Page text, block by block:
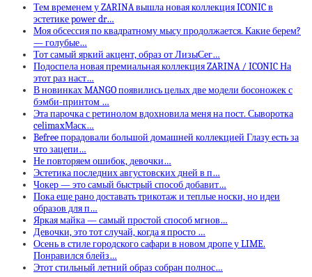
Тем временем у ZARINA вышла новая коллекция ICONIC в
эстетике power dr…
Моя обсессия по квадратному мысу продолжается. Какие берем?
— голубые…
Тот самый яркий акцент, образ от ЛизыСег…
Подоспела новая премиальная коллекция ZARINA / ICONIC На
этот раз наст…
В новинках MANGO появились целых две модели босоножек с
бэмби-принтом …
Эта парочка с ретинолом вдохновила меня на пост. Сыворотка
celimaxМаск…
Befree порадовали большой домашней коллекцией Глазу есть за
что зацепи…
Не повторяем ошибок, девочки…
Эстетика последних августовских дней в п…
Чокер — это самый быстрый способ добавит…
Пока еще рано доставать трикотаж и теплые носки, но идеи
образов для п…
Яркая майка — самый простой способ мгнов…
Девочки, это тот случай, когда я просто …
Осень в стиле городского сафари в новом дропе у LIME.
Понравился блейз…
Этот стильный летний образ собран полнос…